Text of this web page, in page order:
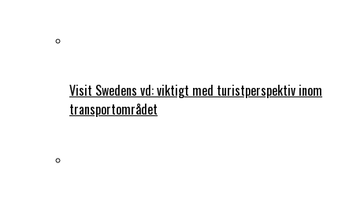
Visit Swedens vd: viktigt med turistperspektiv inom
transportområdet